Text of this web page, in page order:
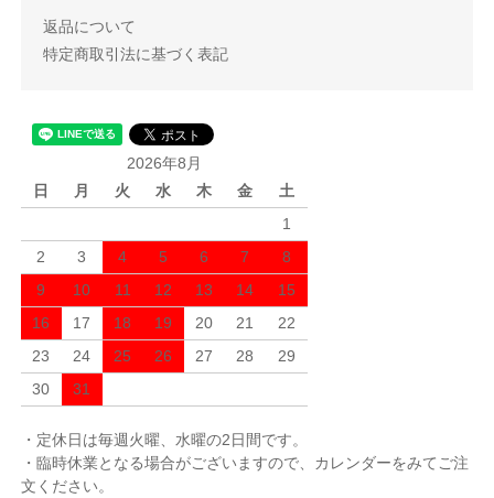
返品について
特定商取引法に基づく表記
2026年8月
日
月 火 水 木 金
土
1
2
3 4 5 6 7
8
9
10 11 12 13 14
15
16
17 18 19 20 21
22
23
24 25 26 27 28
29
30
31
・定休日は毎週火曜、水曜の2日間です。
・臨時休業となる場合がございますので、カレンダーをみてご注
文ください。